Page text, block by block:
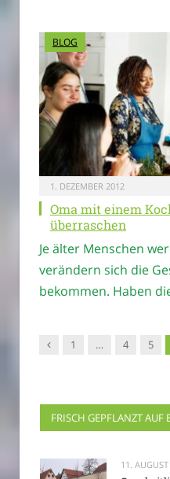
BLOG
1. DEZEMBER 2012
Oma mit einem
überraschen
Je älter Menschen
verändern sich die
bekommen. Haben
Vorgänger
1 … 4 5
FRISCH GEPFLANZT AUF
11.